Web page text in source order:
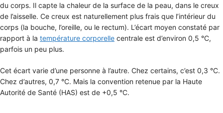
du corps. Il capte la chaleur de la surface de la peau, dans le creux
de l’aisselle. Ce creux est naturellement plus frais que l’intérieur du
corps (la bouche, l’oreille, ou le rectum). L’écart moyen constaté par
rapport à la température corporelle centrale est d’environ 0,5 °C,
parfois un peu plus.
Cet écart varie d’une personne à l’autre. Chez certains, c’est 0,3 °C.
Chez d’autres, 0,7 °C. Mais la convention retenue par la Haute
Autorité de Santé (HAS) est de +0,5 °C.